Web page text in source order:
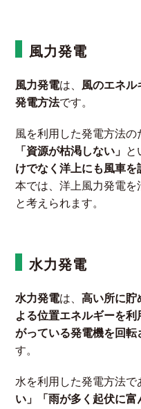
風力発電
風力発電は、 風のエネル
発電方法です。
風を利用した発電方法の
「資源が枯渇しない」 と
けでなく洋上にも風車を
本では、洋上風力発電
と考えられます。
水力発電
水力発電は、高い所に貯
よる位置エネルギーを
がっている発電機を回
す。
水を利用した発電方法で
い」「雨が多く起伏に富